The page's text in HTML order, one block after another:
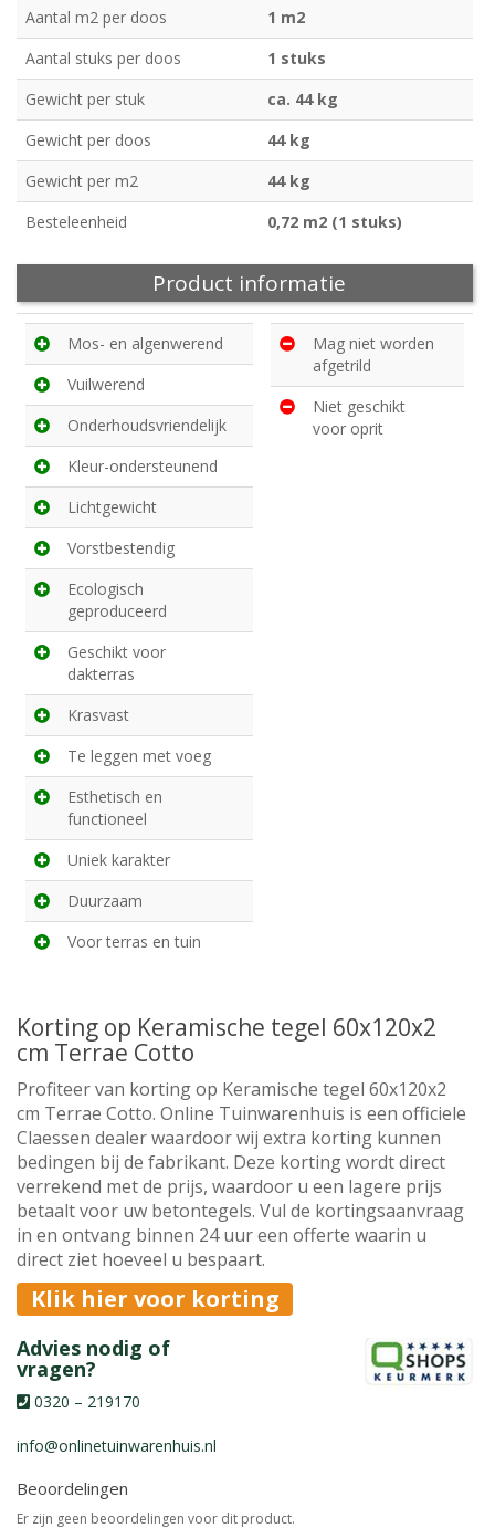
Aantal m2 per doos
1 m2
Aantal stuks per doos
1 stuks
Gewicht per stuk
ca. 44 kg
Gewicht per doos
44 kg
Gewicht per m2
44 kg
Besteleenheid
0,72 m2 (1 stuks)
Product informatie
Mos- en algenwerend
Vuilwerend
Onderhoudsvriendelijk
Kleur-ondersteunend
Lichtgewicht
Vorstbestendig
Ecologisch
geproduceerd
Geschikt voor
dakterras
Krasvast
Te leggen met voeg
Esthetisch en
functioneel
Uniek karakter
Duurzaam
Voor terras en tuin
Mag niet worden
afgetrild
Niet geschikt
voor oprit
Korting op Keramische tegel 60x120x2
cm Terrae Cotto
Profiteer van korting op Keramische tegel 60x120x2
cm Terrae Cotto. Online Tuinwarenhuis is een officiele
Claessen dealer waardoor wij extra korting kunnen
bedingen bij de fabrikant. Deze korting wordt direct
verrekend met de prijs, waardoor u een lagere prijs
betaalt voor uw betontegels. Vul de kortingsaanvraag
in en ontvang binnen 24 uur een offerte waarin u
direct ziet hoeveel u bespaart.
Klik hier voor korting
Advies nodig of
vragen?
0320 – 219170
info@onlinetuinwarenhuis.nl
Beoordelingen
Er zijn geen beoordelingen voor dit product.